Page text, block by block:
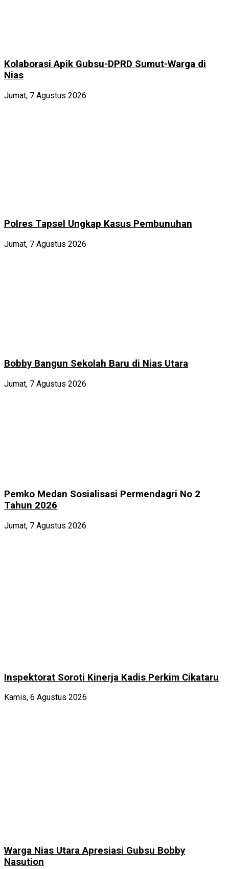
Kolaborasi Apik Gubsu-DPRD Sumut-Warga di
Nias
Jumat, 7 Agustus 2026
Polres Tapsel Ungkap Kasus Pembunuhan
Jumat, 7 Agustus 2026
Bobby Bangun Sekolah Baru di Nias Utara
Jumat, 7 Agustus 2026
Pemko Medan Sosialisasi Permendagri No 2
Tahun 2026
Jumat, 7 Agustus 2026
Inspektorat Soroti Kinerja Kadis Perkim Cikataru
Kamis, 6 Agustus 2026
Warga Nias Utara Apresiasi Gubsu Bobby
Nasution